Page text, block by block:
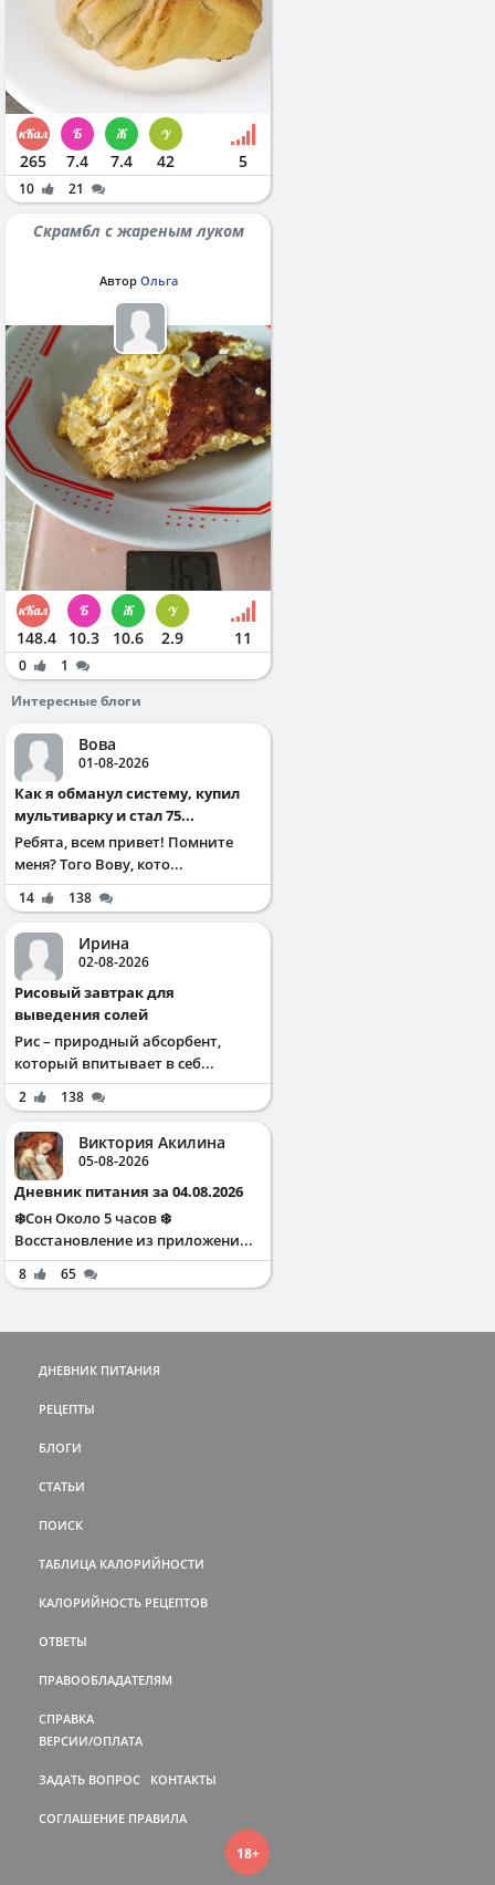
265 7.4 7.4 42 5
10 21
Скрамбл с жареным луком
Автор Ольга
148.4 10.3 10.6 2.9 11
0
1
Интересные блоги
Вова
01-08-2026
Как я обманул систему, купил
мультиварку и стал 75...
Ребята, всем привет! Помните
меня? Того Вову, кото...
14 138
Ирина
02-08-2026
Рисовый завтрак для
выведения солей
Рис – природный абсорбент,
который впитывает в себ...
2 138
Виктория Акилина
05-08-2026
Дневник питания за 04.08.2026
❄️Сон Около 5 часов ❄️
Восстановление из приложени...
8 65
ДНЕВНИК ПИТАНИЯ
РЕЦЕПТЫ
БЛОГИ
СТАТЬИ
ПОИСК
ТАБЛИЦА КАЛОРИЙНОСТИ
КАЛОРИЙНОСТЬ РЕЦЕПТОВ
ОТВЕТЫ
ПРАВООБЛАДАТЕЛЯМ
СПРАВКА
ВЕРСИИ/ОПЛАТА
ЗАДАТЬ ВОПРОС КОНТАКТЫ
СОГЛАШЕНИЕ ПРАВИЛА
18+